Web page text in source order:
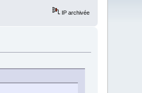
IP archivée